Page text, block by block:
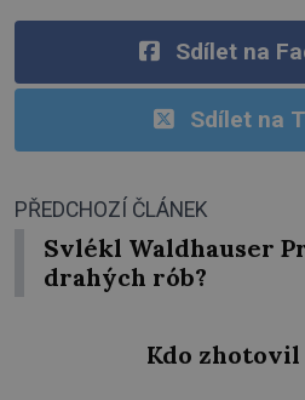
Sdílet na
Sdílet na
PŘEDCHOZÍ ČLÁNEK
Svlékl Waldhauser
drahých rób?
Kdo